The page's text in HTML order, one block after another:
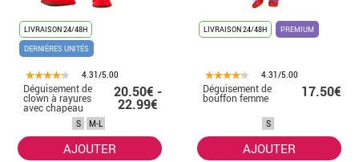
LIVRAISON 24/48H
DERNIÈRES UNITÉS
4.31/5.00
Déguisement de
clown à rayures
avec chapeau
pour femme
20.50€ -
22.99€
S M-L
AJOUTER
LIVRAISON 24/48H PREMIUM
4.31/5.00
Déguisement de
bouffon femme 17.50€
S
AJOUTER